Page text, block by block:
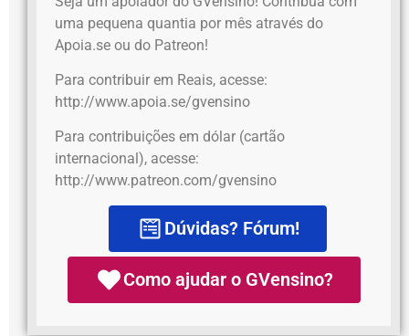
uma pequena quantia por mês através do
Apoia.se ou do Patreon!
Para contribuir em Reais, acesse:
http://www.apoia.se/gvensino
Para contribuições em dólar (cartão
internacional), acesse:
http://www.patreon.com/gvensino
Dúvidas? Fórum!
Como ajudar o GVensino?